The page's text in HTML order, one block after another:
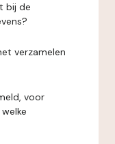
bij de
verzamelen
voor